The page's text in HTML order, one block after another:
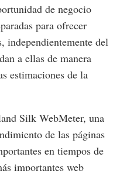
de negocio
para ofrecer
independientemente del
a ellas de manera
estimaciones de la
Silk WebMeter, una
de las páginas
en tiempos de
importantes web